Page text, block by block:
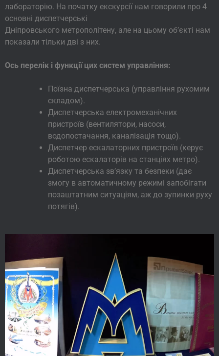
лабораторію. На початку екскурсії нам говорили про 4
основні диспетчерські
Дніпровського метрополітену, але на цьому об’єкті нам
показали тільки дві з них.
Ось перелік і функції цих систем управління:
Поїзна диспетчерська (управління рухомим
складом).
Диспетчерська електромеханічних
пристроїв (вентилятори, насоси,
водопостачання, каналізація тощо).
Диспетчер ескалаторних пристроїв (керує
роботою ескалаторів на станціях метро).
Диспетчерська зв’язку та безпеки (дає
змогу в автоматичному режимі запобігати
позаштатним ситуаціям, аж до зупинки руху
потягів).